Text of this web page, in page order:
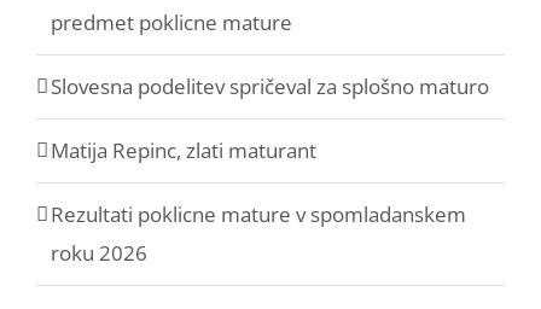
predmet poklicne mature
Slovesna podelitev spričeval za splošno maturo
Matija Repinc, zlati maturant
Rezultati poklicne mature v spomladanskem
roku 2026